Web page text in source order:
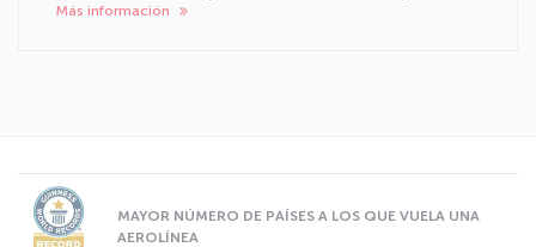
Más información
MAYOR NÚMERO DE PAÍSES A LOS QUE VUELA UNA
AEROLÍNEA